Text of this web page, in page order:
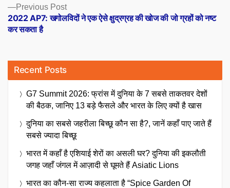
Previous PostPrevious
post:
2022 AP7: खगोलविदों ने एक ऐसे क्षुद्रग्रह की खोज की जो ग्रहों को नष्ट
कर सकता है
Recent Posts
G7 Summit 2026: फ्रांस में दुनिया के 7 सबसे ताकतवर देशों
की बैठक, जानिए 13 बड़े फैसले और भारत के लिए क्यों है खास
दुनिया का सबसे जहरीला बिच्छू कौन सा है?, जानें कहाँ पाए जाते हैं
सबसे ज्यादा बिच्छू
भारत में कहाँ है एशियाई शेरों का असली घर? दुनिया की इकलौती
जगह जहाँ जंगल में आज़ादी से घूमते हैं Asiatic Lions
भारत का कौन-सा राज्य कहलाता है “Spice Garden Of